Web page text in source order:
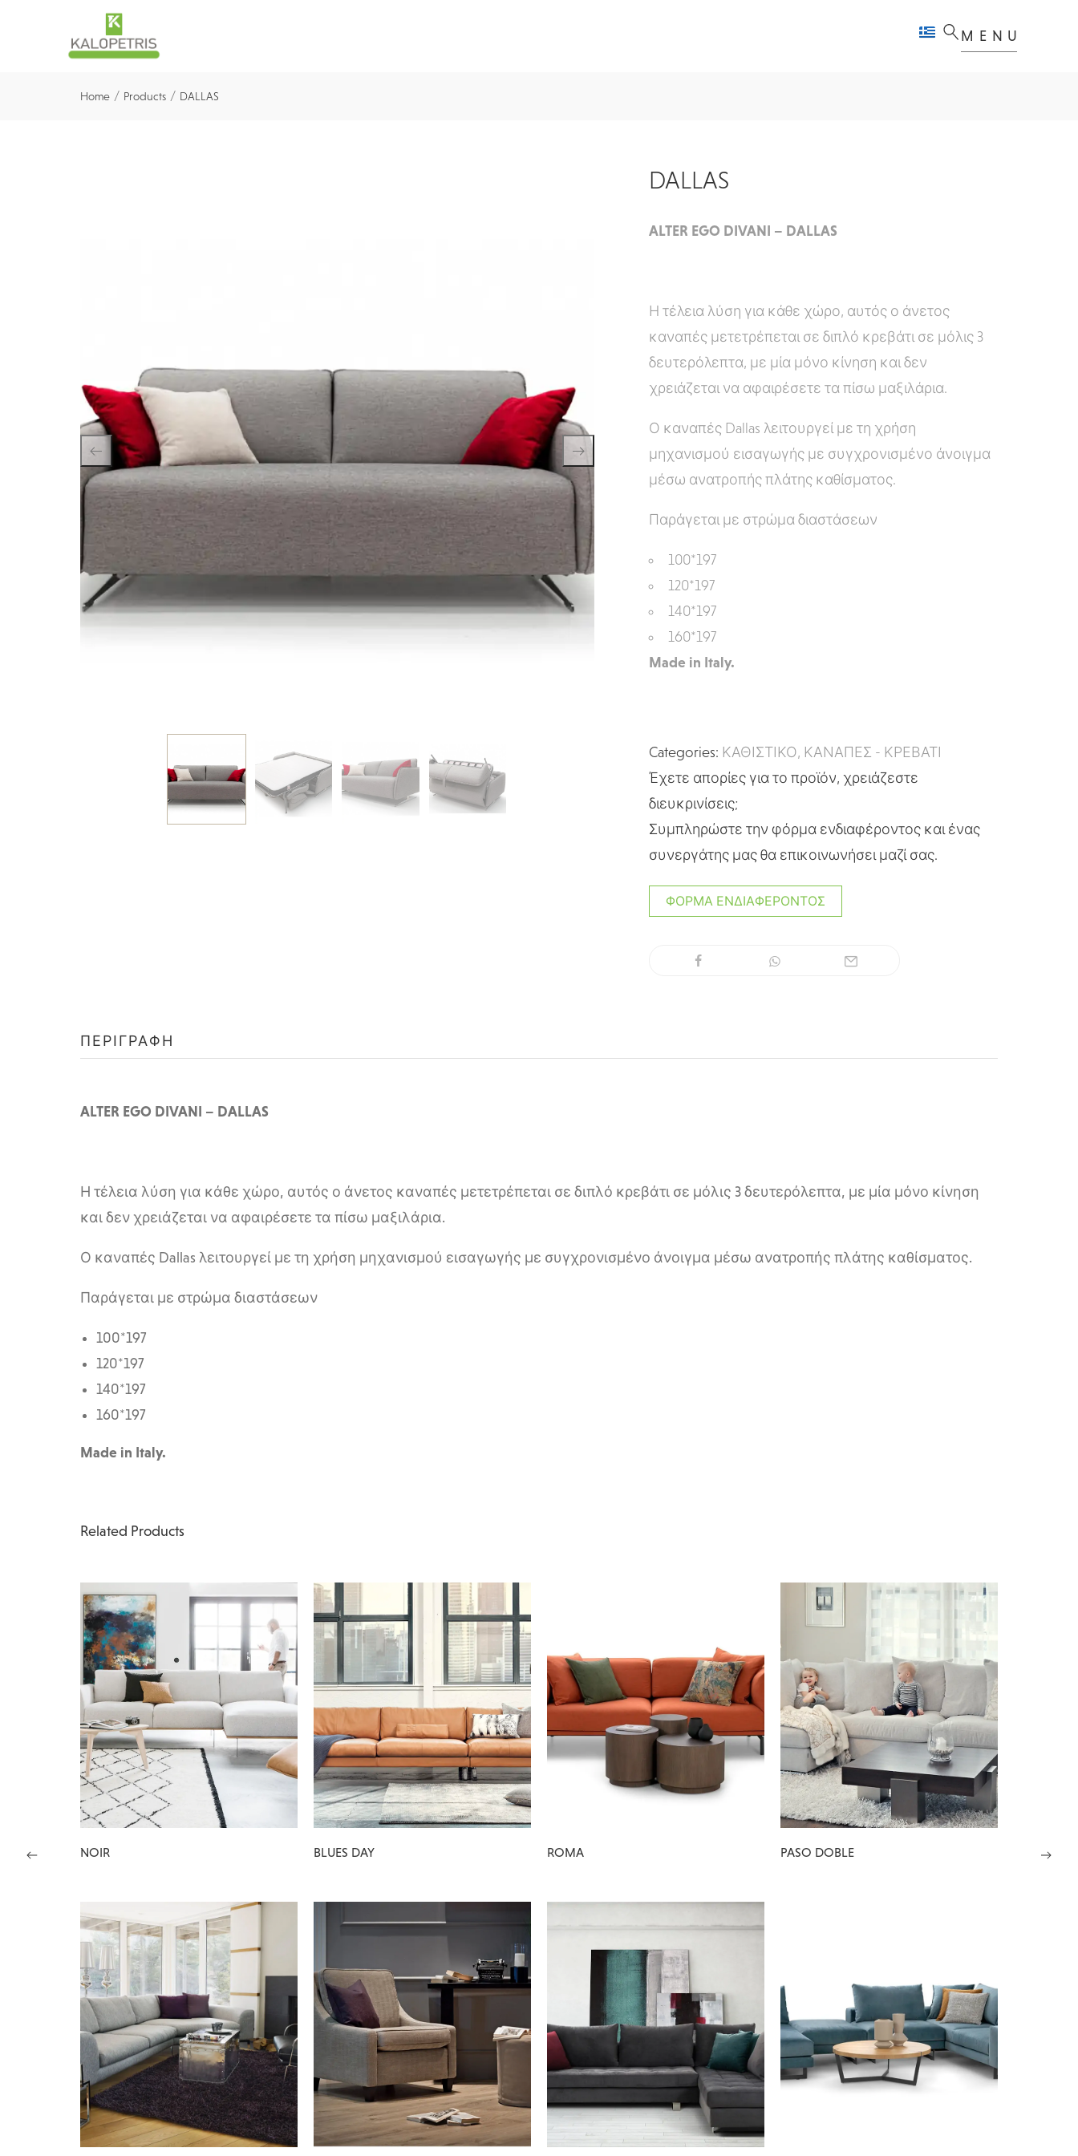
MENU
Home / Products / DALLAS
DALLAS
ALTER EGO DIVANI – DALLAS
Η τέλεια λύση για κάθε χώρο, αυτός ο άνετος
καναπές μετετρέπεται σε διπλό κρεβάτι σε μόλις 3
δευτερόλεπτα, με μία μόνο κίνηση και δεν
χρειάζεται να αφαιρέσετε τα πίσω μαξιλάρια.
Ο καναπές Dallas λειτουργεί με τη χρήση
μηχανισμού εισαγωγής με συγχρονισμένο άνοιγμα
μέσω ανατροπής πλάτης καθίσματος.
Παράγεται με στρώμα διαστάσεων
100*197
120*197
140*197
160*197
Made in Italy.
Categories: ΚΑΘΙΣΤΙΚΟ, ΚΑΝΑΠΕΣ - ΚΡΕΒΑΤΙ
Έχετε απορίες για το προϊόν, χρειάζεστε
διευκρινίσεις;
Συμπληρώστε την φόρμα ενδιαφέροντος και ένας
συνεργάτης μας θα επικοινωνήσει μαζί σας.
ΦΌΡΜΑ ΕΝΔΙΑΦΈΡΟΝΤΟΣ
ΠΕΡΙΓΡΑΦΉ
ALTER EGO DIVANI – DALLAS
Η τέλεια λύση για κάθε χώρο, αυτός ο άνετος καναπές μετετρέπεται σε διπλό κρεβάτι σε μόλις 3 δευτερόλεπτα, με μία μόνο κίνηση
και δεν χρειάζεται να αφαιρέσετε τα πίσω μαξιλάρια.
Ο καναπές Dallas λειτουργεί με τη χρήση μηχανισμού εισαγωγής με συγχρονισμένο άνοιγμα μέσω ανατροπής πλάτης καθίσματος.
Παράγεται με στρώμα διαστάσεων
100*197
120*197
140*197
160*197
Made in Italy.
Related Products
NOIR BLUES DAY ROMA PASO DOBLE